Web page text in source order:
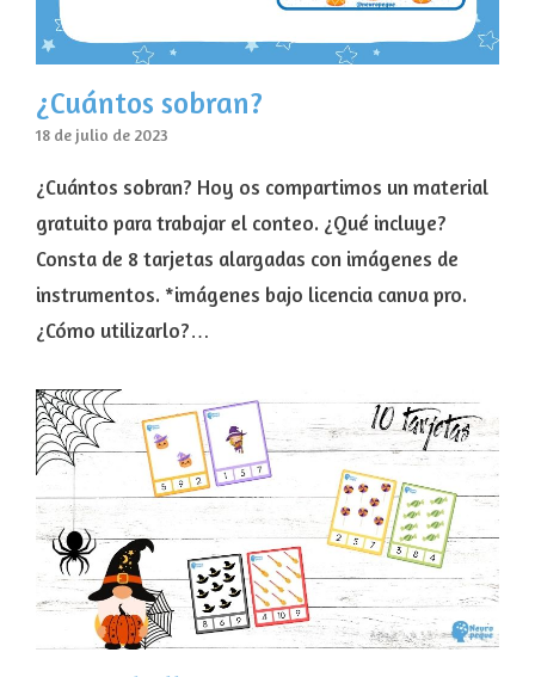
¿Cuántos sobran?
18 de julio de 2023
¿Cuántos sobran? Hoy os compartimos un material
gratuito para trabajar el conteo. ¿Qué incluye?
Consta de 8 tarjetas alargadas con imágenes de
instrumentos. *imágenes bajo licencia canva pro.
¿Cómo utilizarlo?…